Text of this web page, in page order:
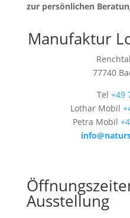
zur persönlichen
Manufaktur
77740
Tel +49
Lothar Mobil
Petra Mobil
Ausstellung